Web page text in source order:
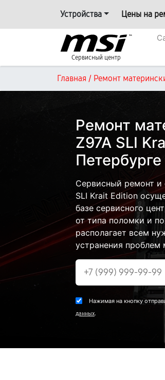
Устройства Цены на
Сервисный центр
Главная / Ремонт
Ремонт
Z97A SLI
Петербурге
Сервисный ремонт и
SLI Krait Edition
базе сервисного
от типа поломки и
располагает всем
устранения проблем
Нажимая на кнопку
данных.